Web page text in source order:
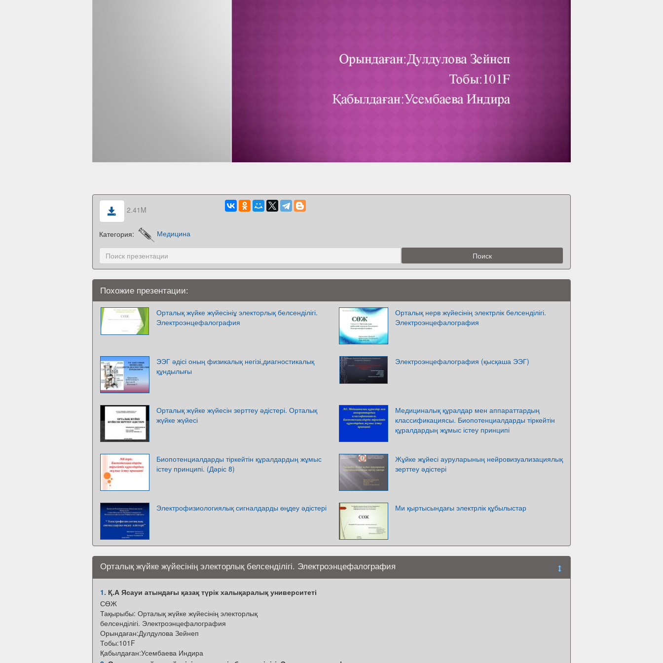
2.41M
Категория: Медицина
Похожие презентации:
Орталық жүйке жүйесініұ электорлық белсенділігі.
Электроэнцефалография
Орталық нерв жүйесінің электрлік белсенділігі.
Электроэнцефалография
ЭЭГ әдісі оның физикалық негізі,диагностикалық
құндылығы
Электроэнцефалография (қысқаша ЭЭГ)
Орталық жүйке жүйесін зерттеу әдістері. Орталық
жүйке жүйесі
Медициналық құралдар мен аппараттардың
классификациясы. Биопотенциалдарды тіркейтін
құралдардың жұмыс істеу принципі
Биопотенциалдарды тіркейтін құралдардың жұмыс
істеу принципі. (Дәріс 8)
Жұйке жұйесі ауруларының нейровизуализациялық
зерттеу әдістері
Электрофизиологиялық сигналдарды өңдеу әдістері Ми қыртысындағы электрлік құбылыстар
Орталық жүйке жүйесінің электорлық белсенділігі. Электроэнцефалография
1. Қ.А Ясауи атындағы қазақ түрік халықаралық университеті
СӨЖ
Тақырыбы: Орталық жүйке жүйесінің электорлық
белсенділігі. Электроэнцефалография
Орындаған:Дулдулова Зейнеп
Тобы:101F
Қабылдаған:Усембаева Индира